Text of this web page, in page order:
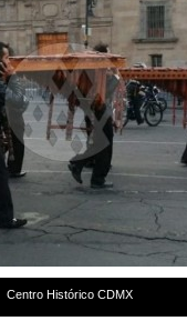
Centro Histórico CDMX